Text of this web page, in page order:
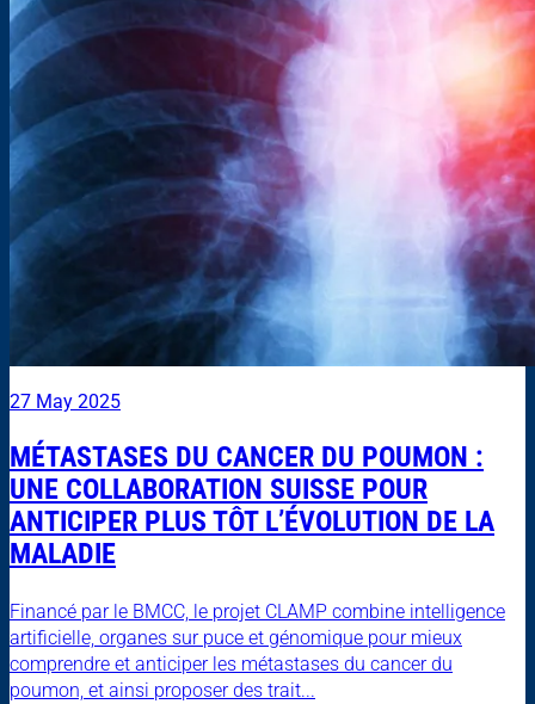
27 May 2025
MÉTASTASES DU CANCER DU POUMON :
UNE COLLABORATION SUISSE POUR
ANTICIPER PLUS TÔT L’ÉVOLUTION DE LA
MALADIE
Financé par le BMCC, le projet CLAMP combine intelligence
artificielle, organes sur puce et génomique pour mieux
comprendre et anticiper les métastases du cancer du
poumon, et ainsi proposer des trait...